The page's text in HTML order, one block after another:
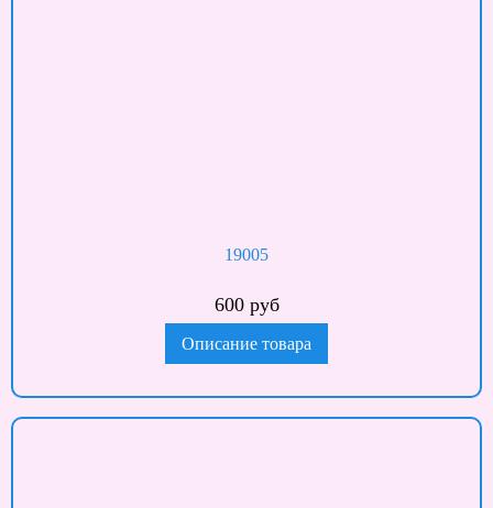
19005
600 руб
Описание товара